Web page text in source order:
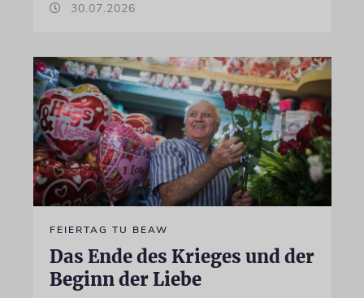
30.07.2026
FEIERTAG TU BEAW
Das Ende des Krieges und der
Beginn der Liebe